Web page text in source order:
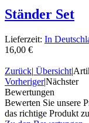
Ständer Set
Lieferzeit: In
16,00 €
Zurück| Übersicht|
Vorheriger|Nächster
Bewertungen
Bewerten Sie unsere
das richtige Produkt